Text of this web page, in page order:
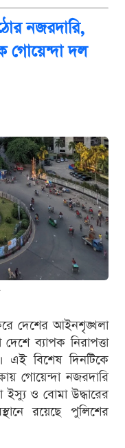
নজরদারি,
গোয়েন্দা দল
দেশের আইনশৃঙ্খলা
দেশে ব্যাপক নিরাপত্তা
এই বিশেষ দিনটিকে
গোয়েন্দা নজরদারি
ইস্যু ও বোমা উদ্ধারের
রয়েছে পুলিশের